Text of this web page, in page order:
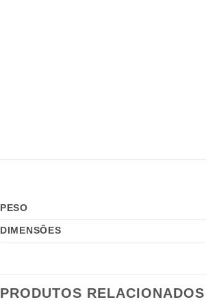
PESO
DIMENSÕES
PRODUTOS RELACIONADOS